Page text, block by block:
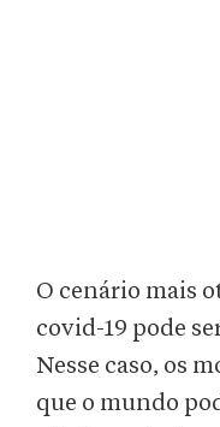
O cenário mais
covid-19 pode
Nesse caso, os
que o mundo